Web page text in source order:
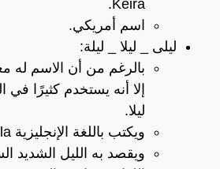
Keira.
اسم أمريكي.
ليلى _ ليلا _ ليلة:
بالرغم من أن الاسم له
إلا أنه يستخدم كثيرًا في
ليلا.
ويكتب باللغة الإنجليزية Layla.
ويقصد به الليل الشديد